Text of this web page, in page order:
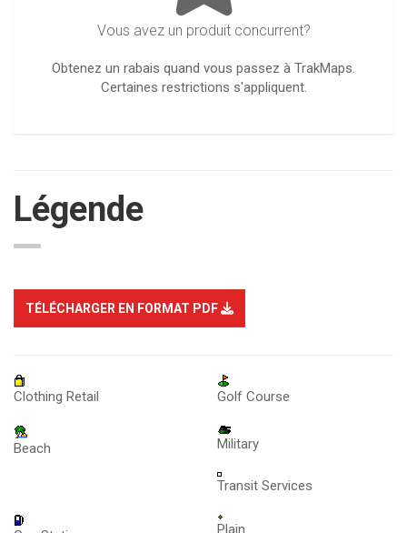
Vous avez un produit concurrent?
Obtenez un rabais quand vous passez à TrakMaps.
Certaines restrictions s'appliquent.
Légende
TÉLÉCHARGER EN FORMAT PDF
Clothing Retail Golf Course
Beach Military
Transit Services
Plain